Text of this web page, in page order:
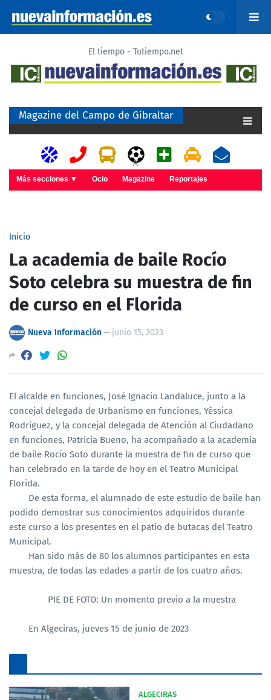
El tiempo - Tutiempo.net
Magazine del Campo de Gibraltar
A
Más secciones ▼ Ocio Magazine Reportajes
Inicio
La academia de baile Rocío
Soto celebra su muestra de fin
de curso en el Florida
Nueva Información— junio 15, 2023
El alcalde en funciones, José Ignacio Landaluce, junto a la
concejal delegada de Urbanismo en funciones, Yéssica
Rodríguez, y la concejal delegada de Atención al Ciudadano
en funciones, Patricia Bueno, ha acompañado a la academia
de baile Rocío Soto durante la muestra de fin de curso que
han celebrado en la tarde de hoy en el Teatro Municipal
Florida.
De esta forma, el alumnado de este estudio de baile han
podido demostrar sus conocimientos adquiridos durante
este curso a los presentes en el patio de butacas del Teatro
Municipal.
Han sido más de 80 los alumnos participantes en esta
muestra, de todas las edades a partir de los cuatro años.
PIE DE FOTO: Un momento previo a la muestra
En Algeciras, jueves 15 de junio de 2023
ALGECIRAS